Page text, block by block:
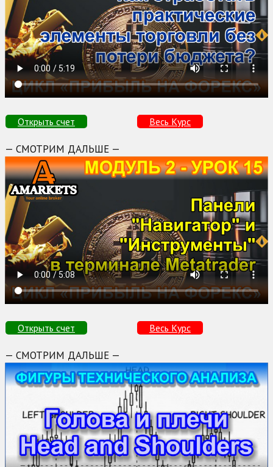
Открыть счет Весь Курс
— СМОТРИМ ДАЛЬШЕ —
Открыть счет Весь Курс
— СМОТРИМ ДАЛЬШЕ —